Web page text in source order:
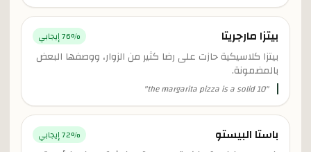
بيتزا مارجريتا 76% إيجابي
بيتزا كلاسيكية حازت على رضا كثير من الزوار، ووصفها البعض
بالمضمونة.
"
the margarita pizza is a solid 10
"
باستا البيستو 72% إيجابي